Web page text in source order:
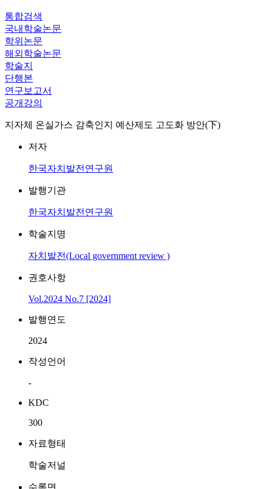
통합검색
국내학술논문
학위논문
해외학술논문
학술지
단행본
연구보고서
공개강의
지자체 온실가스 감축인지 예산제도 고도화 방안(下)
저자
한국자치발전연구원
발행기관
한국자치발전연구원
학술지명
자치발전(Local government review )
권호사항
Vol.2024 No.7 [2024]
발행연도
2024
작성언어
-
KDC
300
자료형태
학술저널
수록면